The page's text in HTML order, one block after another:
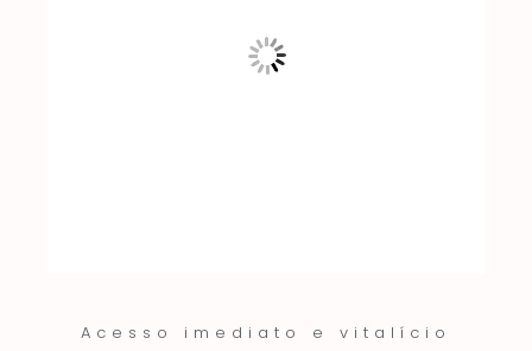
Acesso imediato e vitalício